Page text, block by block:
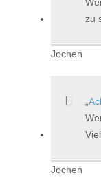
zu
Jochen
Jochen